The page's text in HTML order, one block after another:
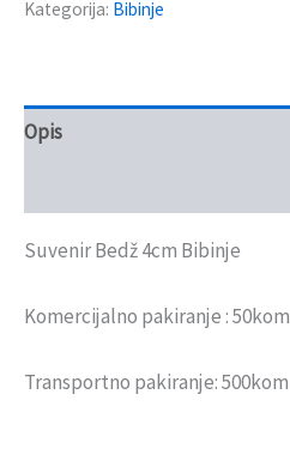
Kategorija: Bibinje
Opis
Suvenir Bedž 4cm Bibinje
Komercijalno pakiranje : 50kom
Transportno pakiranje: 500kom